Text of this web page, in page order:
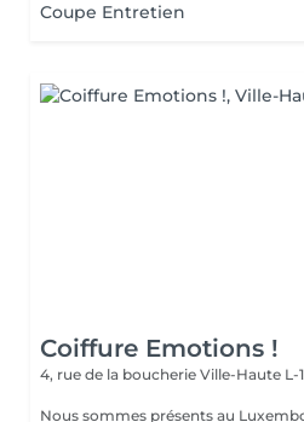
Coupe Entretien
Coiffure Emotions !
4, rue de la boucherie Ville-Haute L-
Nous sommes présents au